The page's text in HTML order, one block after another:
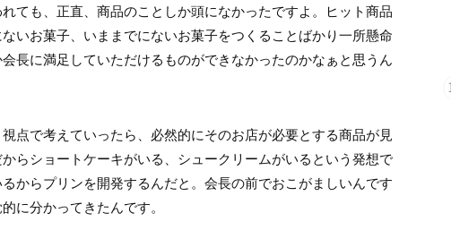
ても、正直、商品のことしか頭になかったですよ。ヒット商品
いお菓子、いままでにないお菓子をつくることばかり一所懸命
長に満足していただけるものができなかったのかなぁと思うん
点で考えていったら、必然的にそのお店が必要とする商品が見
らショートケーキがいる、シュークリームがいるという発想で
からプリンを開発するんだと。会長の前でおこがましいんです
に分かってきたんです。